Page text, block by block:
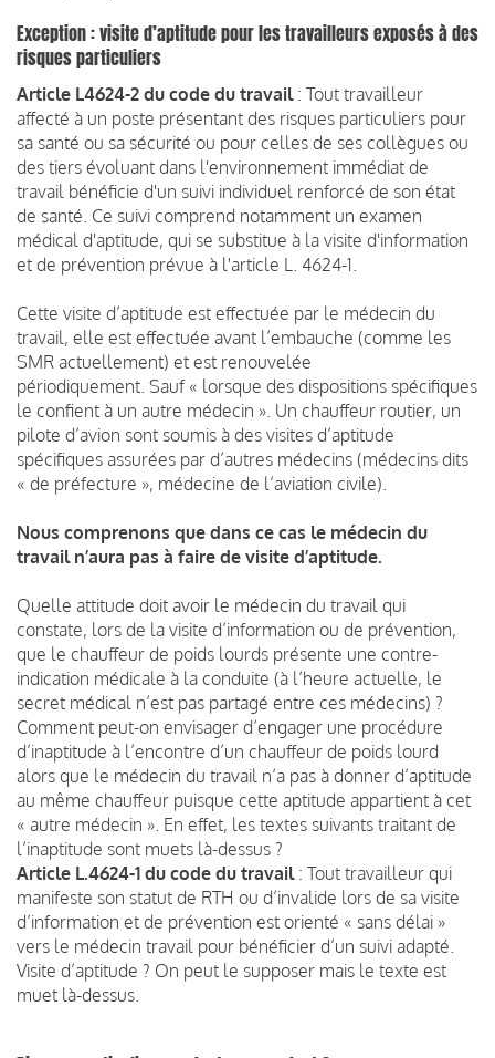
Exception : visite d’aptitude pour les travailleurs exposés à des
risques particuliers
Article L4624-2 du code du travail : Tout travailleur
affecté à un poste présentant des risques particuliers pour
sa santé ou sa sécurité ou pour celles de ses collègues ou
des tiers évoluant dans l'environnement immédiat de
travail bénéficie d'un suivi individuel renforcé de son état
de santé. Ce suivi comprend notamment un examen
médical d'aptitude, qui se substitue à la visite d'information
et de prévention prévue à l'article L. 4624-1.
Cette visite d’aptitude est effectuée par le médecin du
travail, elle est effectuée avant l’embauche (comme les
SMR actuellement) et est renouvelée
périodiquement. Sauf « lorsque des dispositions spécifiques
le confient à un autre médecin ». Un chauffeur routier, un
pilote d’avion sont soumis à des visites d’aptitude
spécifiques assurées par d’autres médecins (médecins dits
« de préfecture », médecine de l’aviation civile).
Nous comprenons que dans ce cas le médecin du
travail n’aura pas à faire de visite d’aptitude.
Quelle attitude doit avoir le médecin du travail qui
constate, lors de la visite d’information ou de prévention,
que le chauffeur de poids lourds présente une contre-
indication médicale à la conduite (à l’heure actuelle, le
secret médical n’est pas partagé entre ces médecins) ?
Comment peut-on envisager d’engager une procédure
d’inaptitude à l’encontre d’un chauffeur de poids lourd
alors que le médecin du travail n’a pas à donner d’aptitude
au même chauffeur puisque cette aptitude appartient à cet
« autre médecin ». En effet, les textes suivants traitant de
l’inaptitude sont muets là-dessus ?
Article L.4624-1 du code du travail: Tout travailleur qui
manifeste son statut de RTH ou d’invalide lors de sa visite
d’information et de prévention est orienté « sans délai »
vers le médecin travail pour bénéficier d’un suivi adapté.
Visite d’aptitude ? On peut le supposer mais le texte est
muet là-dessus.